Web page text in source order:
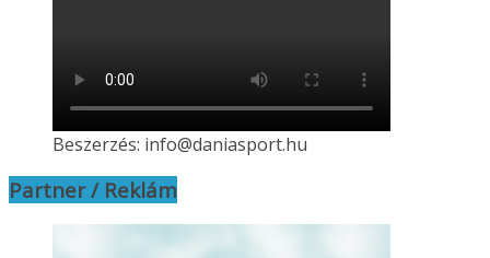
Beszerzés: info@daniasport.hu
Partner / Reklám